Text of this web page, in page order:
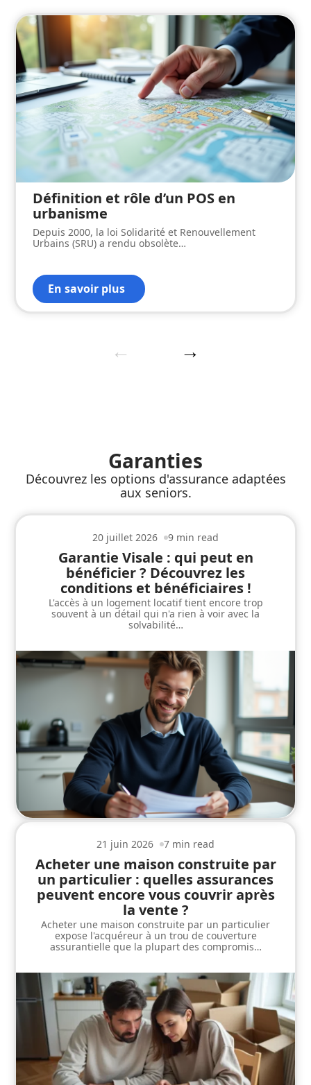
Définition et rôle d’un POS en
urbanisme
Depuis 2000, la loi Solidarité et Renouvellement
Urbains (SRU) a rendu obsolète…
En savoir plus
Garanties
Découvrez les options d'assurance adaptées
aux seniors.
9 min read
20 juillet 2026
Garantie Visale : qui peut en
bénéficier ? Découvrez les
conditions et bénéficiaires !
L'accès à un logement locatif tient encore trop
souvent à un détail qui n'a rien à voir avec la
solvabilité…
7 min read
21 juin 2026
Acheter une maison construite par
un particulier : quelles assurances
peuvent encore vous couvrir après
la vente ?
Acheter une maison construite par un particulier
expose l'acquéreur à un trou de couverture
assurantielle que la plupart des compromis…